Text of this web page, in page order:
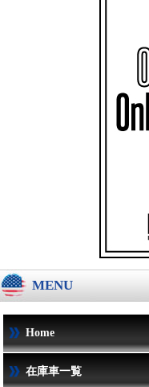
MENU
Home
在庫車一覧